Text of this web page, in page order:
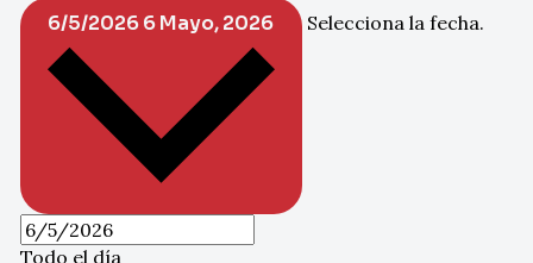
6/5/20266 Mayo, 2026 Selecciona la fecha.
Todo el día